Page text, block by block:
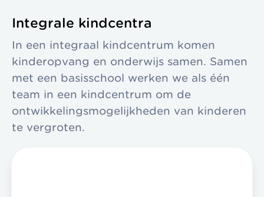
Integrale kindcentra
In een integraal kindcentrum komen
kinderopvang en onderwijs samen. Samen
met een basisschool werken we als één
team in een kindcentrum om de
ontwikkelingsmogelijkheden van kinderen
te vergroten.